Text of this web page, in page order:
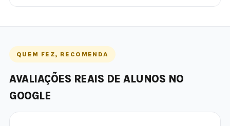
QUEM FEZ, RECOMENDA
AVALIAÇÕES REAIS DE ALUNOS NO
GOOGLE